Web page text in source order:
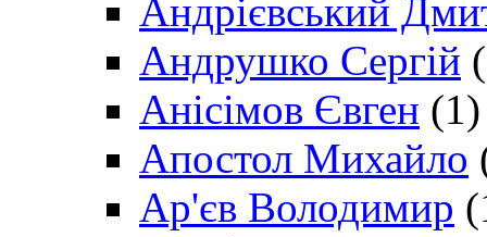
Андрієвський
Андрушко Сергій
Анісімов Євген (1)
Апостол Михайло
Ар'єв Володимир